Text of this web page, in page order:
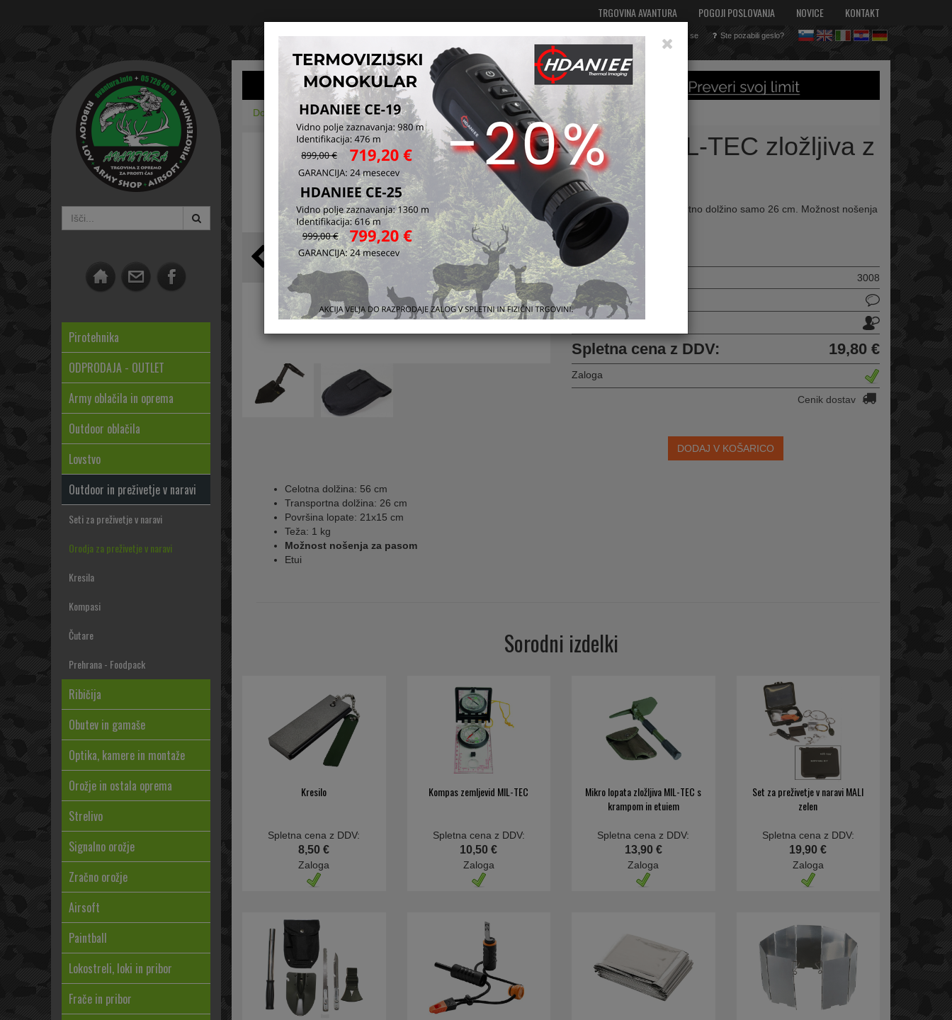
TRGOVINA AVANTURA POGOJI POSLOVANJA NOVICE KONTAKT
sl en it hr de
Prijavi se Registriraj se Ste pozabili geslo?
Vaša košarica je še prazna
Pirotehnika
ODPRODAJA - OUTLET
Army oblačila in oprema
Outdoor oblačila
Lovstvo
Outdoor in preživetje v naravi
Seti za preživetje v naravi
Orodja za preživetje v naravi
Kresila
Kompasi
Čutare
Prehrana - Foodpack
Ribičija
Obutev in gamaše
Optika, kamere in montaže
Orožje in ostala oprema
Strelivo
Signalno orožje
Zračno orožje
Airsoft
Paintball
Lokostreli, loki in pribor
Frače in pribor
Domov Outdoor in preživetje v naravi Orodja za preživetje v naravi
Lopata MIL-TEC zložljiva z
etuiem
Majhna lopatka s transportno dolžino samo 26 cm. Možnost nošenja
za pasom.
Kataloška številka :
3008
Vprašaj za izdelek
Pošlji prijatelju
Spletna cena z DDV: 19,80 €
Zaloga
Cenik dostav
DODAJ V KOŠARICO
Celotna dolžina: 56 cm
Transportna dolžina: 26 cm
Površina lopate: 21x15 cm
Teža: 1 kg
Možnost nošenja za pasom
Etui
Sorodni izdelki
Kresilo
Spletna cena z DDV:
8,50 €
Zaloga
Kompas zemljevid MIL-TEC
Spletna cena z DDV:
10,50 €
Zaloga
Mikro lopata zložljiva MIL-TEC s
krampom in etuiem
Spletna cena z DDV:
13,90 €
Zaloga
Set za preživetje v naravi MALI
zelen
Spletna cena z DDV:
19,90 €
Zaloga